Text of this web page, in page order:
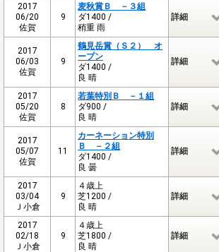
2017
06/20
佐賀
9
麦秋賞Ｂ －３組
ダ1400 /
稍重 雨
詳細
2017
06/03
佐賀
9
鶴見岳賞（Ｓ２） オ
ープン
ダ1400 /
良 晴
詳細
2017
05/20
佐賀
8
若葉特別Ｂ －１組
ダ900 /
良 晴
詳細
2017
05/07
佐賀
11
カーネーション特別
Ｂ －２組
ダ1400 /
良 曇
詳細
2017
03/04
Ｊ小倉
9
４歳上
芝1200 /
良 晴
詳細
2017
02/18
Ｊ小倉
9
４歳上
芝1800 /
良 晴
詳細